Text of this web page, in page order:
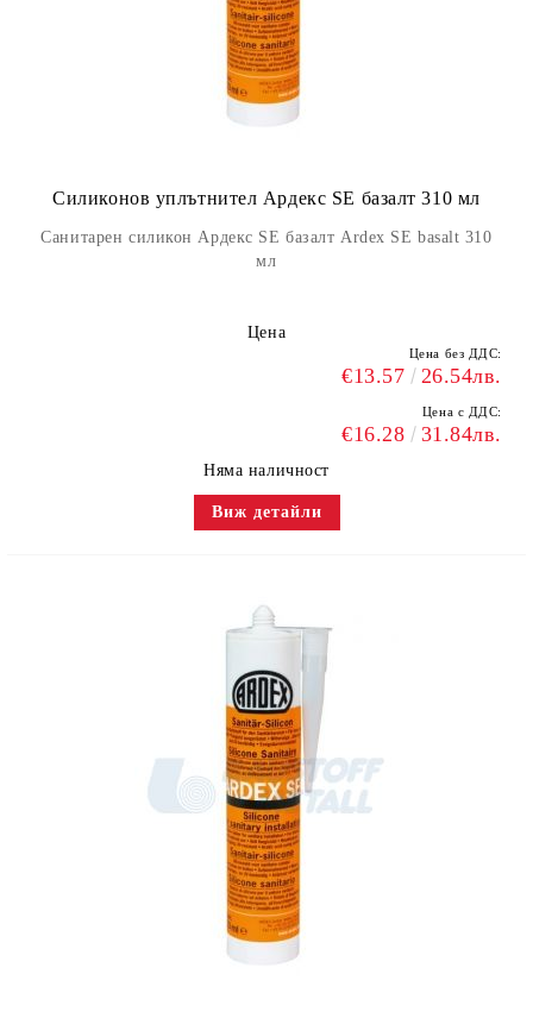
Силиконов уплътнител Ардекс SE базалт 310 мл
Санитарен силикон Ардекс SE базалт Ardex SE basalt 310
мл
Цена
Цена без ДДС:
€13.57 26.54лв.
Цена с ДДС:
€16.28 31.84лв.
Няма наличност
Виж детайли